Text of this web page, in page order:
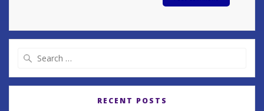
RECENT POSTS